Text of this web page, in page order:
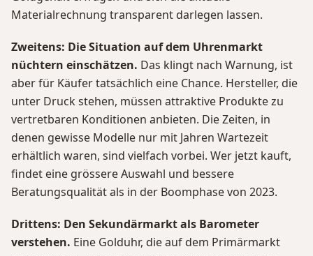
Materialrechnung transparent darlegen lassen.
Zweitens: Die Situation auf dem Uhrenmarkt
nüchtern einschätzen. Das klingt nach Warnung, ist
aber für Käufer tatsächlich eine Chance. Hersteller, die
unter Druck stehen, müssen attraktive Produkte zu
vertretbaren Konditionen anbieten. Die Zeiten, in
denen gewisse Modelle nur mit Jahren Wartezeit
erhältlich waren, sind vielfach vorbei. Wer jetzt kauft,
findet eine grössere Auswahl und bessere
Beratungsqualität als in der Boomphase von 2023.
Drittens: Den Sekundärmarkt als Barometer
verstehen. Eine Golduhr, die auf dem Primärmarkt